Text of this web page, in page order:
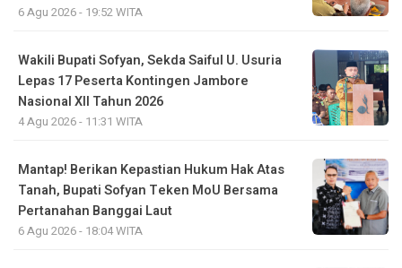
6 Agu 2026 - 19:52 WITA
Wakili Bupati Sofyan, Sekda Saiful U. Usuria
Lepas 17 Peserta Kontingen Jambore
Nasional XII Tahun 2026
4 Agu 2026 - 11:31 WITA
Mantap! Berikan Kepastian Hukum Hak Atas
Tanah, Bupati Sofyan Teken MoU Bersama
Pertanahan Banggai Laut
6 Agu 2026 - 18:04 WITA